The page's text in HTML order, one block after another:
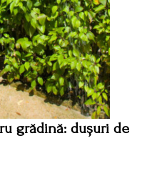
grădină: dușuri de